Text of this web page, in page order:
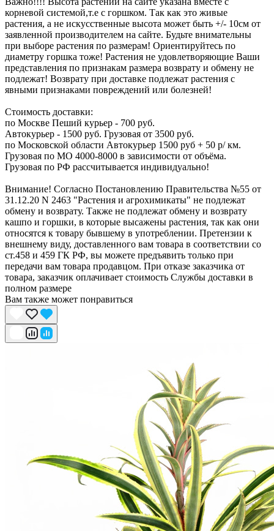
корневой системой,т.е с горшком. Так как это живые
растения, а не искусственные высота может быть +/- 10см от
заявленной производителем на сайте. Будьте внимательны
при выборе растения по размерам! Ориентируйтесь по
диаметру горшка тоже! Растения не удовлетворяющие Ваши
представления по признакам размера возврату и обмену не
подлежат! Возврату при доставке подлежат растения с
явными признаками повреждений или болезней!
Стоимость доставки:
по Москве Пеший курьер - 700 руб.
Автокурьер - 1500 руб. Грузовая от 3500 руб.
по Московской области Автокурьер 1500 руб + 50 р/ км.
Грузовая по МО 4000-8000 в зависимости от объёма.
Грузовая по РФ рассчитывается индивидуально!
Внимание! Согласно Постановлению Правительства №55 от
31.12.20 N 2463 "Растения и агрохимикаты" не подлежат
обмену и возврату. Также не подлежат обмену и возврату
кашпо и горшки, в которые высажены растения, так как они
относятся к товару бывшему в употреблении. Претензии к
внешнему виду, доставленного вам товара в соответствии со
ст.458 и 459 ГК РФ, вы можете предъявить только при
передачи вам товара продавцом. При отказе заказчика от
товара, заказчик оплачивает стоимость Службы доставки в
полном размере
Вам также может понравиться